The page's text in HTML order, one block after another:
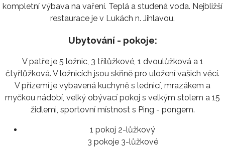
kompletní výbava na vaření. Teplá a studená voda. Nejbližší
restaurace je v Lukách n. Jihlavou.
Ubytování - pokoje:
V patře je 5 ložnic, 3 třílůžkové, 1 dvoulůžková a 1
čtyřlůžková. V ložnicích jsou skřině pro uložení vašich věcí.
V přízemí je vybavená kuchyně s lednicí, mrazákem a
myčkou nádobí, velký obývací pokoj s velkým stolem a 15
židlemi, sportovní místnost s Ping - pongem.
1 pokoj 2-lůžkový
3 pokoje 3-lůžkové